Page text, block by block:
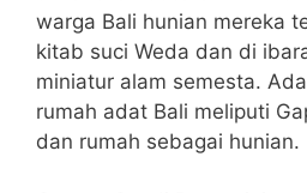
warga Bali hunian mereka
kitab suci Weda dan di
miniatur alam semesta.
rumah adat Bali meliputi
dan rumah sebagai hunian.